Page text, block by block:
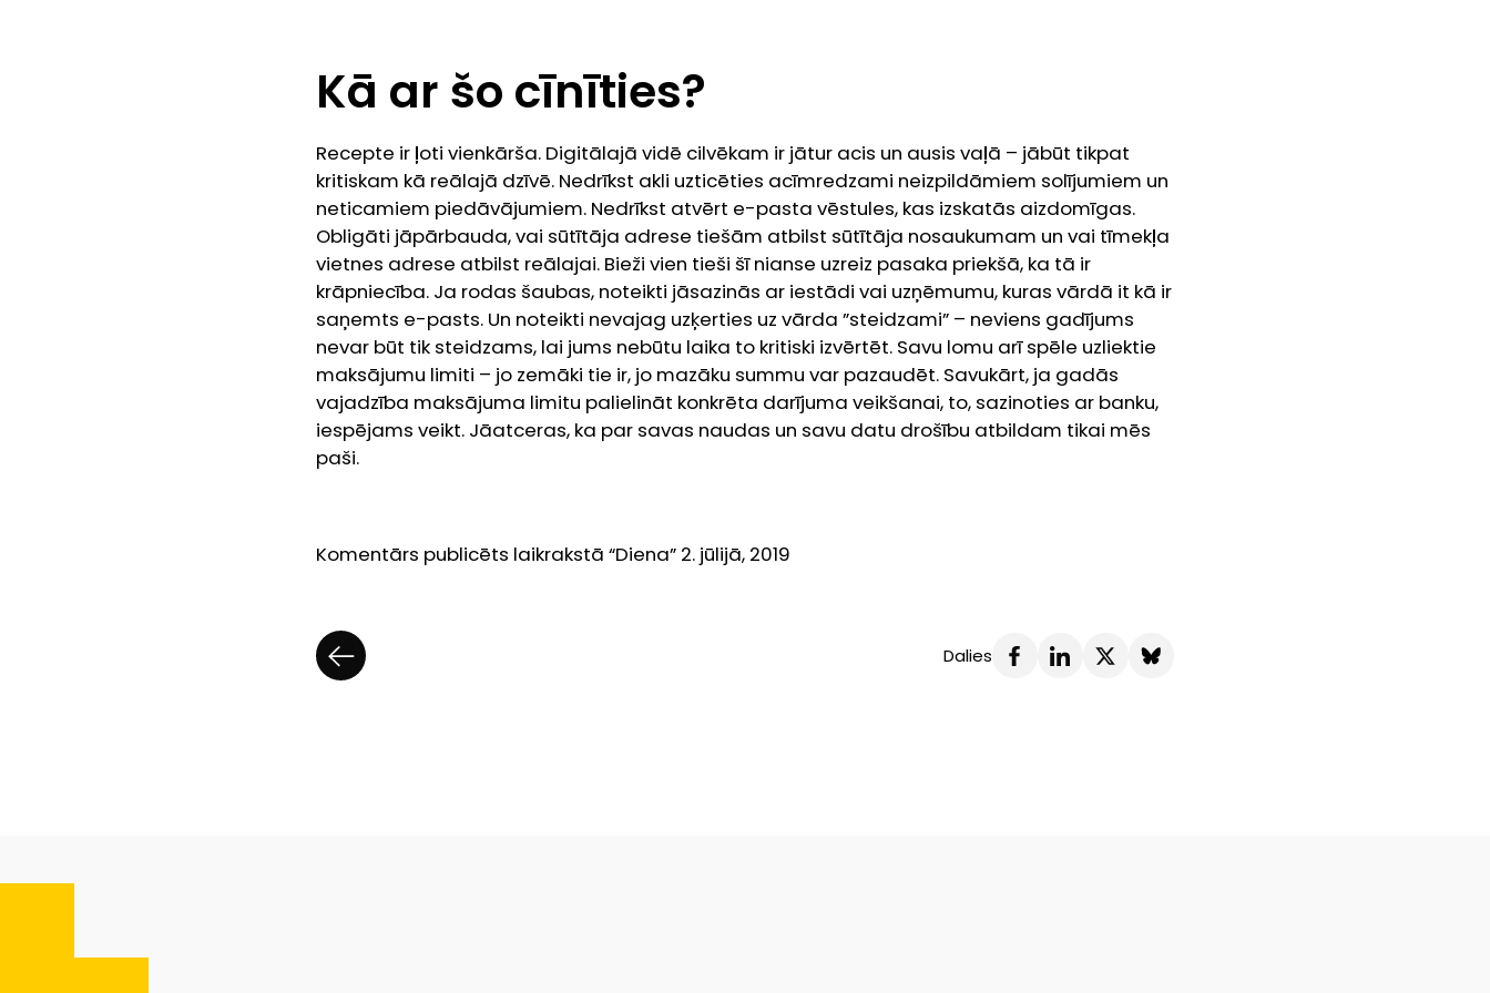
Kā ar šo cīnīties?
Recepte ir ļoti vienkārša. Digitālajā vidē cilvēkam ir jātur acis un ausis vaļā – jābūt tikpat
kritiskam kā reālajā dzīvē. Nedrīkst akli uzticēties acīmredzami neizpildāmiem solījumiem un
neticamiem piedāvājumiem. Nedrīkst atvērt e-pasta vēstules, kas izskatās aizdomīgas.
Obligāti jāpārbauda, vai sūtītāja adrese tiešām atbilst sūtītāja nosaukumam un vai tīmekļa
vietnes adrese atbilst reālajai. Bieži vien tieši šī nianse uzreiz pasaka priekšā, ka tā ir
krāpniecība. Ja rodas šaubas, noteikti jāsazinās ar iestādi vai uzņēmumu, kuras vārdā it kā ir
saņemts e-pasts. Un noteikti nevajag uzķerties uz vārda ”steidzami” – neviens gadījums
nevar būt tik steidzams, lai jums nebūtu laika to kritiski izvērtēt. Savu lomu arī spēle uzliektie
maksājumu limiti – jo zemāki tie ir, jo mazāku summu var pazaudēt. Savukārt, ja gadās
vajadzība maksājuma limitu palielināt konkrēta darījuma veikšanai, to, sazinoties ar banku,
iespējams veikt. Jāatceras, ka par savas naudas un savu datu drošību atbildam tikai mēs
paši.
Komentārs publicēts laikrakstā “Diena” 2. jūlijā, 2019
Dalies